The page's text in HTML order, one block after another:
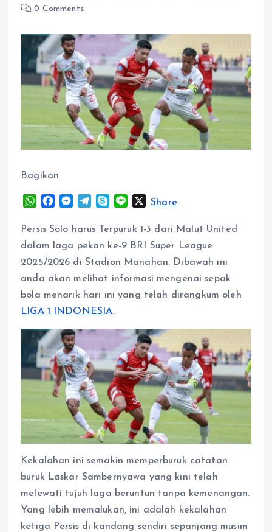
0 Comments
Bagikan
W
a
A
p
p
c
o
o
k
M
s
n
g
e
r
T
l
r
a
m
y
n
e
XShare
Persis Solo harus Terpuruk 1-3 dari Malut United
dalam laga pekan ke-9 BRI Super League
2025/2026 di Stadion Manahan. Dibawah ini
anda akan melihat informasi mengenai sepak
bola menarik hari ini yang telah dirangkum oleh
LIGA 1 INDONESIA.
Kekalahan ini semakin memperburuk catatan
buruk Laskar Sambernyawa yang kini telah
melewati tujuh laga beruntun tanpa kemenangan.
Yang lebih memalukan, ini adalah kekalahan
ketiga Persis di kandang sendiri sepanjang musim